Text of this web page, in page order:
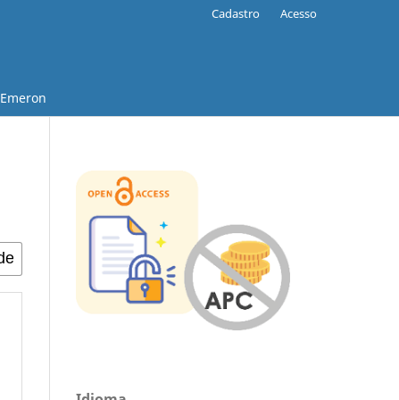
Emeron
Cadastro Acesso